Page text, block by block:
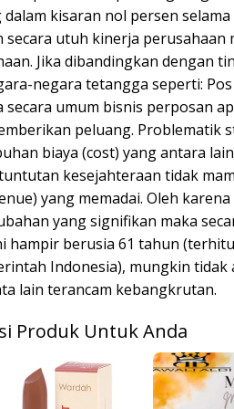
kisaran nol persen
utuh kinerja perusahaan
Jika dibandingkan dengan
negara tetangga seperti: Pos
secara umum bisnis perposan
peluang. Problematik
biaya (cost) yang antara
kesejahteraan tidak
yang memadai. Oleh
yang signifikan maka
hampir berusia 61 tahun
Indonesia), mungkin tidak
lain terancam kebangkrutan.
Produk Untuk Anda